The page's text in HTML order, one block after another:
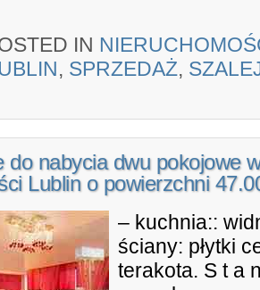
IN
, SPRZEDAŻ,
do nabycia dwu pokojowe
Lublin o powierzchni
– kuchnia::
ściany: płytki
terakota. S t a